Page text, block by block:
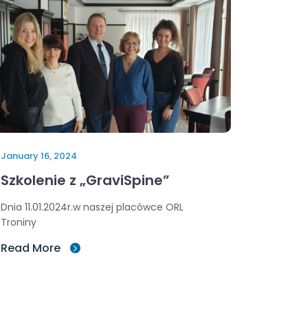
January 16, 2024
Szkolenie z „GraviSpine”
Dnia 11.01.2024r.w naszej placówce ORL
Troniny
Read More